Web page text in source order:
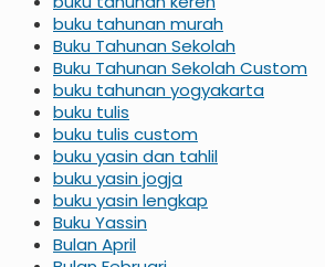
buku tahunan murah
Buku Tahunan Sekolah
Buku Tahunan Sekolah Custom
buku tahunan yogyakarta
buku tulis
buku tulis custom
buku yasin dan tahlil
buku yasin jogja
buku yasin lengkap
Buku Yassin
Bulan April